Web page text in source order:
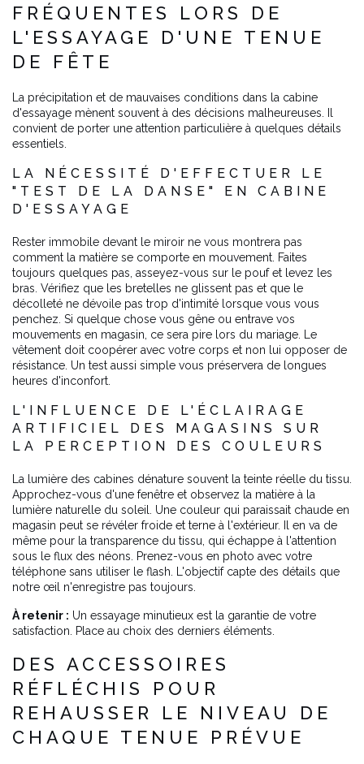
FRÉQUENTES LORS DE
L'ESSAYAGE D'UNE TENUE
DE FÊTE
La précipitation et de mauvaises conditions dans la cabine
d'essayage mènent souvent à des décisions malheureuses. Il
convient de porter une attention particulière à quelques détails
essentiels.
LA NÉCESSITÉ D'EFFECTUER LE
"TEST DE LA DANSE" EN CABINE
D'ESSAYAGE
Rester immobile devant le miroir ne vous montrera pas
comment la matière se comporte en mouvement. Faites
toujours quelques pas, asseyez-vous sur le pouf et levez les
bras. Vérifiez que les bretelles ne glissent pas et que le
décolleté ne dévoile pas trop d'intimité lorsque vous vous
penchez. Si quelque chose vous gêne ou entrave vos
mouvements en magasin, ce sera pire lors du mariage. Le
vêtement doit coopérer avec votre corps et non lui opposer de
résistance. Un test aussi simple vous préservera de longues
heures d'inconfort.
L'INFLUENCE DE L'ÉCLAIRAGE
ARTIFICIEL DES MAGASINS SUR
LA PERCEPTION DES COULEURS
La lumière des cabines dénature souvent la teinte réelle du tissu.
Approchez-vous d'une fenêtre et observez la matière à la
lumière naturelle du soleil. Une couleur qui paraissait chaude en
magasin peut se révéler froide et terne à l'extérieur. Il en va de
même pour la transparence du tissu, qui échappe à l'attention
sous le flux des néons. Prenez-vous en photo avec votre
téléphone sans utiliser le flash. L'objectif capte des détails que
notre œil n'enregistre pas toujours.
À retenir : Un essayage minutieux est la garantie de votre
satisfaction. Place au choix des derniers éléments.
DES ACCESSOIRES
RÉFLÉCHIS POUR
REHAUSSER LE NIVEAU DE
CHAQUE TENUE PRÉVUE